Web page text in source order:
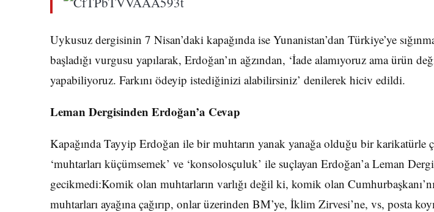
Uykusuz dergisinin 7 Nisan’daki kapağında ise Yunanistan’dan Türkiye’ye
başladığı vurgusu yapılarak, Erdoğan’ın ağzından, ‘İade alamıyoruz ama ürün
yapabiliyoruz. Farkını ödeyip istediğinizi alabilirsiniz’ denilerek hiciv edildi.
Leman Dergisinden Erdoğan’a Cevap
Kapağında Tayyip Erdoğan ile bir muhtarın yanak yanağa olduğu bir karikatürle
‘muhtarları küçümsemek’ ve ‘konsolosçuluk’ ile suçlayan Erdoğan’a Leman
gecikmedi:Komik olan muhtarların varlığı değil ki, komik olan
muhtarları ayağına çağırıp, onlar üzerinden BM’ye, İklim Zirvesi’ne, vs, posta